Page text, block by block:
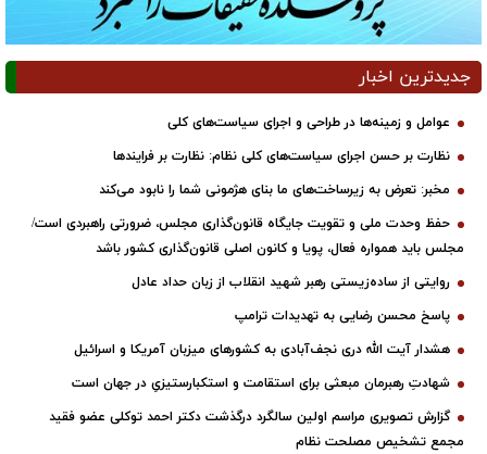
جدیدترین اخبار
عوامل و زمینه‌ها در طراحی و اجرای سیاست‌های کلی
نظارت بر حسن اجرای سیاست‌های کلی نظام: نظارت بر فرایندها
مخبر: تعرض به زیرساخت‌های ما بنای هژمونی شما را نابود می‌کند
حفظ وحدت ملی و تقویت جایگاه قانون‌گذاری مجلس، ضرورتی راهبردی است/
مجلس باید همواره فعال، پویا و کانون اصلی قانون‌گذاری کشور باشد
روایتی از ساده‌زیستی رهبر شهید انقلاب از زبان حداد عادل
پاسخ محسن رضایی به تهدیدات ترامپ
هشدار آیت الله دری نجف‌آبادی به کشورهای میزبان آمریکا و اسرائیل
شهادتِ رهبرمان مبعثی برای استقامت و استکبارستیزیِ در جهان است
گزارش تصویری مراسم اولین سالگرد درگذشت دکتر احمد توکلی عضو فقید
مجمع تشخیص مصلحت نظام